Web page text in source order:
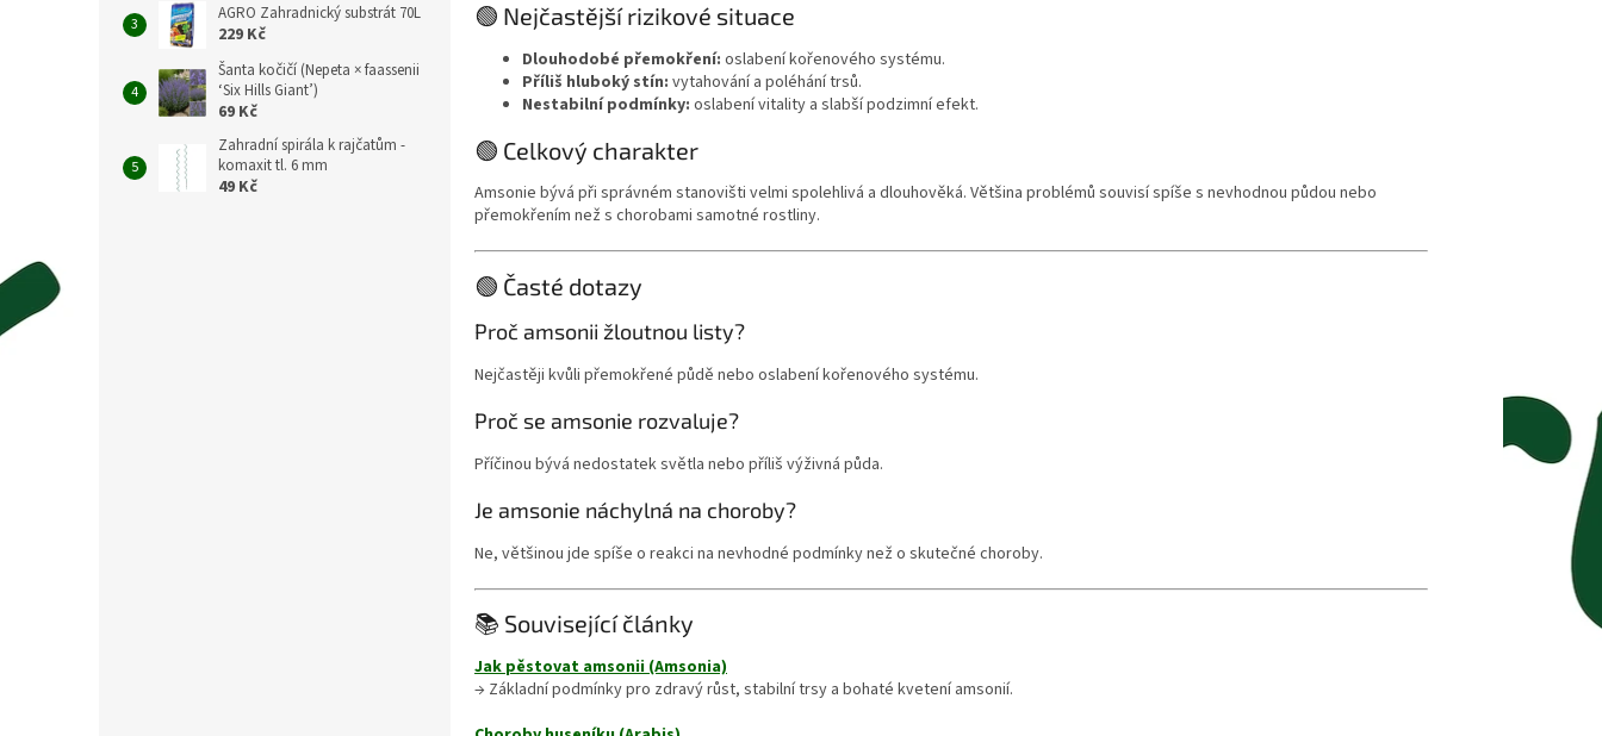
AGRO Zahradnický substrát 70L
229 Kč
Šanta kočičí (Nepeta × faassenii
‘Six Hills Giant’)
69 Kč
Zahradní spirála k rajčatům -
komaxit tl. 6 mm
49 Kč
🟢 Nejčastější rizikové situace
Dlouhodobé přemokření: oslabení kořenového systému.
Příliš hluboký stín: vytahování a poléhání trsů.
Nestabilní podmínky: oslabení vitality a slabší podzimní efekt.
🟢 Celkový charakter
Amsonie bývá při správném stanovišti velmi spolehlivá a dlouhověká. Většina problémů souvisí spíše s nevhodnou půdou nebo
přemokřením než s chorobami samotné rostliny.
🟢 Časté dotazy
Proč amsonii žloutnou listy?
Nejčastěji kvůli přemokřené půdě nebo oslabení kořenového systému.
Proč se amsonie rozvaluje?
Příčinou bývá nedostatek světla nebo příliš výživná půda.
Je amsonie náchylná na choroby?
Ne, většinou jde spíše o reakci na nevhodné podmínky než o skutečné choroby.
📚 Související články
Jak pěstovat amsonii (Amsonia)
→ Základní podmínky pro zdravý růst, stabilní trsy a bohaté kvetení amsonií.